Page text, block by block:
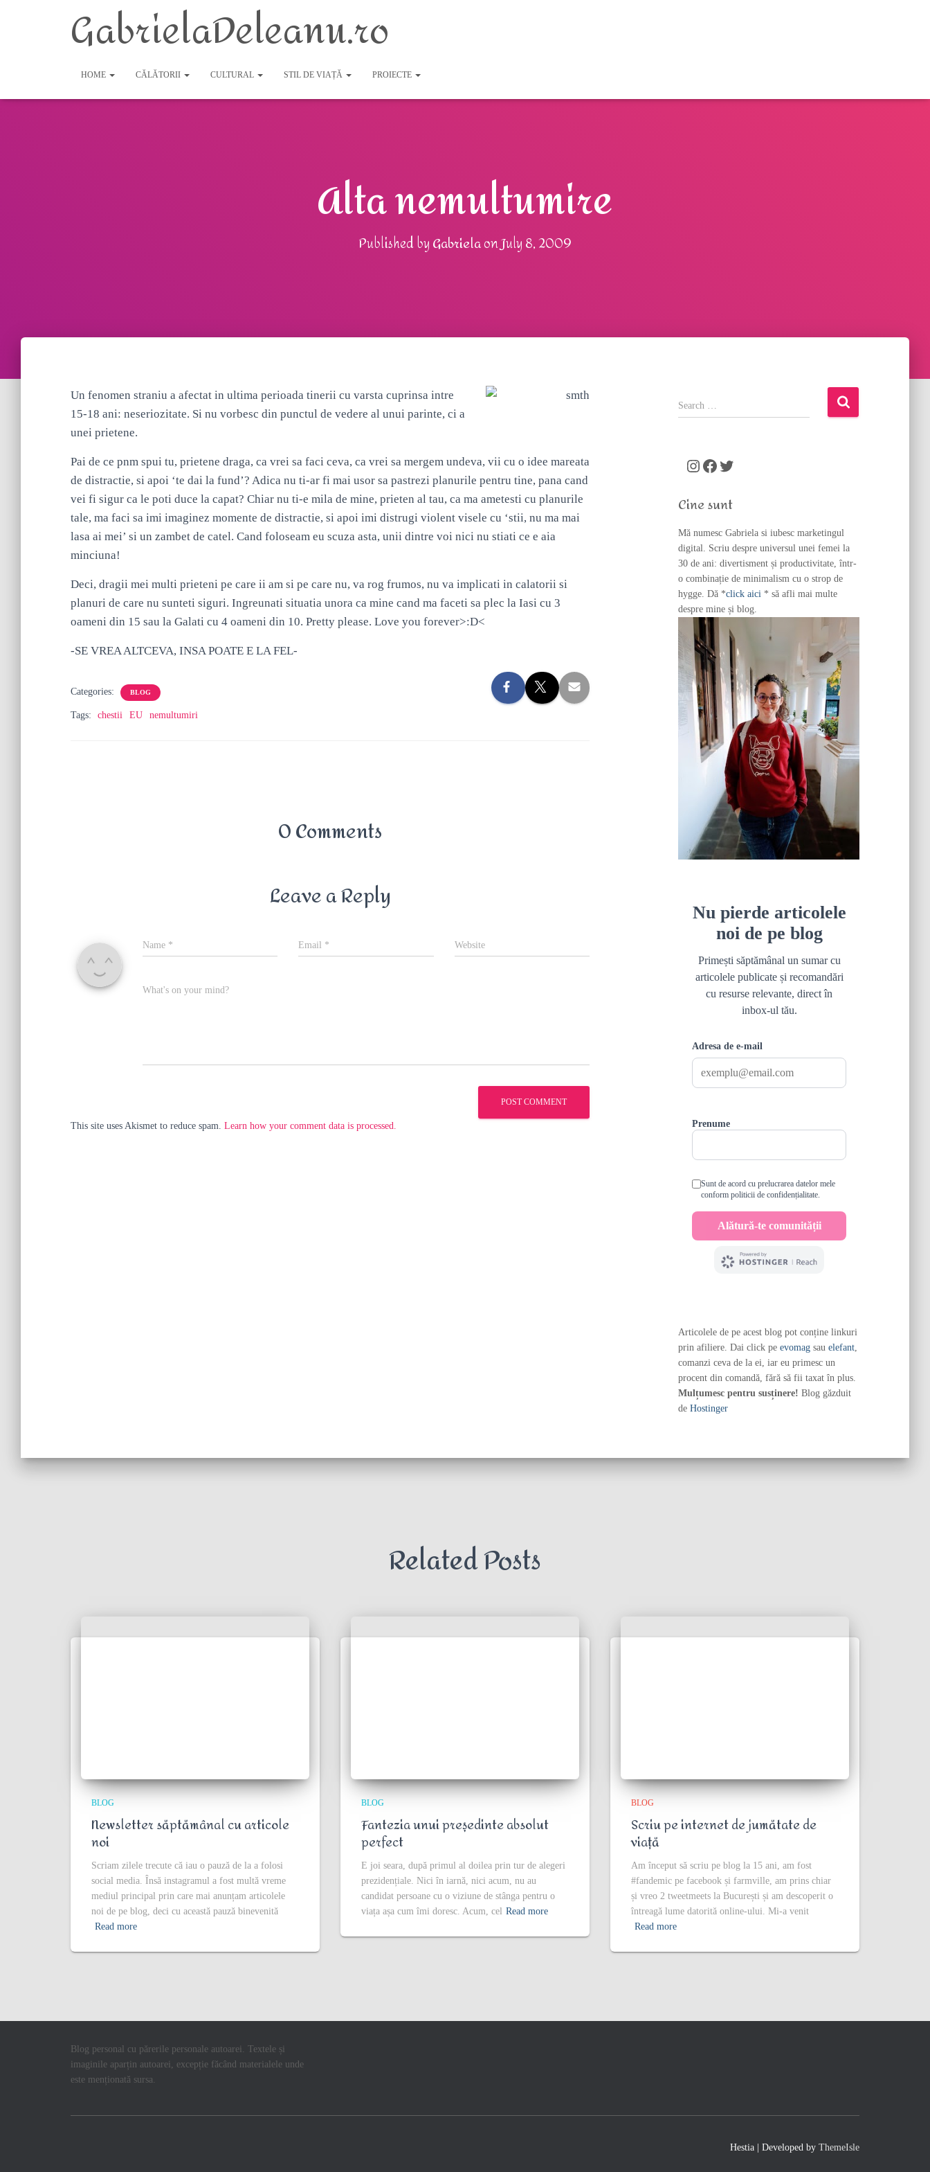
GabrielaDeleanu.ro
HOME CĂLĂTORII CULTURAL STIL DE VIAȚĂ PROIECTE
Alta nemultumire
Published byGabrielaonJuly 8, 2009
Un fenomen straniu a afectat in ultima perioada tinerii cu varsta cuprinsa intre
15-18 ani: neseriozitate. Si nu vorbesc din punctul de vedere al unui parinte, ci a
unei prietene.
Pai de ce pnm spui tu, prietene draga, ca vrei sa faci ceva, ca vrei sa mergem undeva, vii cu o idee mareata
de distractie, si apoi ‘te dai la fund’? Adica nu ti-ar fi mai usor sa pastrezi planurile pentru tine, pana cand
vei fi sigur ca le poti duce la capat? Chiar nu ti-e mila de mine, prieten al tau, ca ma ametesti cu planurile
tale, ma faci sa imi imaginez momente de distractie, si apoi imi distrugi violent visele cu ‘stii, nu ma mai
lasa ai mei’ si un zambet de catel. Cand foloseam eu scuza asta, unii dintre voi nici nu stiati ce e aia
minciuna!
Deci, dragii mei multi prieteni pe care ii am si pe care nu, va rog frumos, nu va implicati in calatorii si
planuri de care nu sunteti siguri. Ingreunati situatia unora ca mine cand ma faceti sa plec la Iasi cu 3
oameni din 15 sau la Galati cu 4 oameni din 10. Pretty please. Love you forever>:D<
-SE VREA ALTCEVA, INSA POATE E LA FEL-
Categories: BLOG
Tags: chestii EU nemultumiri
0 Comments
Leave a Reply
Name * Email * Website
What's on your mind?
This site uses Akismet to reduce spam. Learn how your comment data is processed.
S
e
o
:
Instagram Facebook Twitter
Cine sunt
Mă numesc Gabriela si iubesc marketingul
digital. Scriu despre universul unei femei la
30 de ani: divertisment și productivitate, într-
o combinație de minimalism cu o strop de
hygge. Dă *click aici * să afli mai multe
despre mine și blog.
Articolele de pe acest blog pot conține linkuri
prin afiliere. Dai click pe evomagsau elefant,
comanzi ceva de la ei, iar eu primesc un
procent din comandă, fără să fii taxat în plus.
Mulțumesc pentru susținere! Blog găzduit
de Hostinger
Related Posts
BLOG
Newsletter săptămânal cu articole
noi
Scriam zilele trecute că iau o pauză de la a folosi
social media. Însă instagramul a fost multă vreme
mediul principal prin care mai anunțam articolele
noi de pe blog, deci cu această pauză binevenită
Read more
BLOG
Fantezia unui președinte absolut
perfect
E joi seara, după primul al doilea prin tur de alegeri
prezidențiale. Nici în iarnă, nici acum, nu au
candidat persoane cu o viziune de stânga pentru o
viața așa cum îmi doresc. Acum, cel Read more
BLOG
Scriu pe internet de jumătate de
viață
Am început să scriu pe blog la 15 ani, am fost
#fandemic pe facebook și farmville, am prins chiar
și vreo 2 tweetmeets la București și am descoperit o
întreagă lume datorită online-ului. Mi-a venit
Read more
Blog personal cu părerile personale autoarei. Textele și
imaginile aparțin autoarei, excepție făcând materialele unde
este menționată sursa.
Hestia | Developed by ThemeIsle